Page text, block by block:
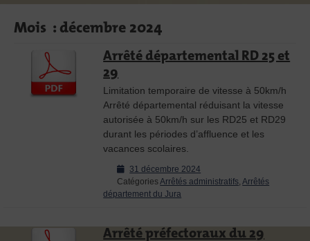
Mois :décembre 2024
Arrêté départemental RD 25 et
29
Limitation temporaire de vitesse à 50km/h
Arrêté départemental réduisant la vitesse
autorisée à 50km/h sur les RD25 et RD29
durant les périodes d’affluence et les
vacances scolaires.
Posted
on
31 décembre 2024
CatégoriesArrêtés administratifs,Arrêtés
département du Jura
Arrêté préfectoraux du 29